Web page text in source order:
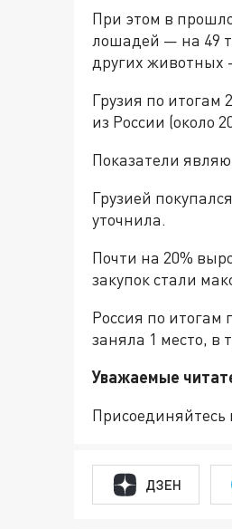
При этом в
лошадей — на 49
других животных
Грузия по итогам
из России (около
Показатели
Грузией
уточнила.
Почти на 20%
закупок стали
Россия по итогам
заняла 1 место, в
Уважаемые
Присоединяйтесь
ДЗЕН